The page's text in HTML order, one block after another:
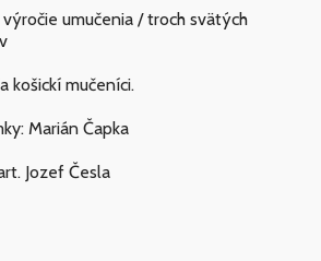
umučenia / troch svätých
košickí mučeníci.
Marián Čapka
Jozef Česla